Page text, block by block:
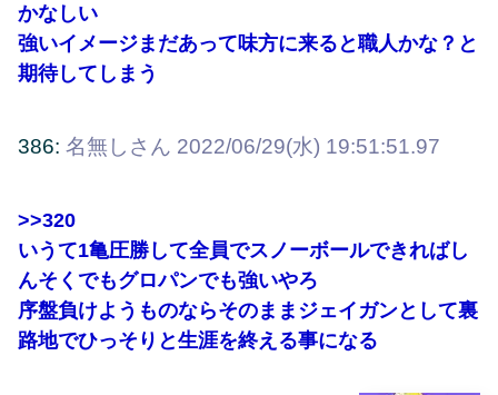
かなしい
強いイメージまだあって味方に来ると職人かな？と
期待してしまう
386: 名無しさん 2022/06/29(水) 19:51:51.97
>>320
いうて1亀圧勝して全員でスノーボールできればし
んそくでもグロパンでも強いやろ
序盤負けようものならそのままジェイガンとして裏
路地でひっそりと生涯を終える事になる